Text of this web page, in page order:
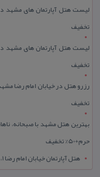
تخفیف
تخفیف
تخفیف
بهترین هتل مشهد با صبحانه،
حرم+50% تخفیف
هتل آپارتمان خیابان امام رضا 1، 2، 3، 5،8 ،16 | تا 90 % تخفیف